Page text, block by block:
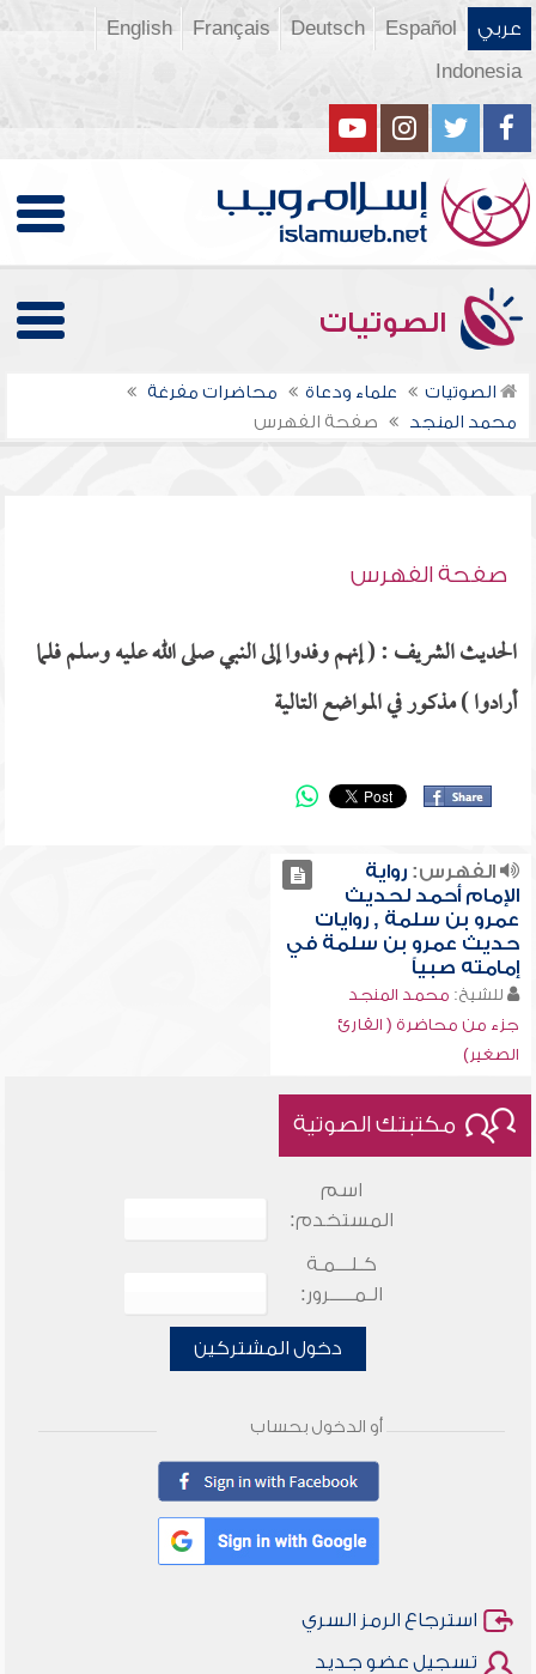
عربي Español
Deutsch
Français
English
Indonesia
الصوتيات
الصوتيات علماء ودعاة
محاضرات مفرغة
محمد المنجد
صفحة الفهرس
صفحة الفهرس
الحديث الشريف : ( إنهم وفدوا إلى النبي صلى الله عليه وسلم فلما
أرادوا ) مذكور في المواضع التالية
الفهرس:رواية
الإمام أحمد لحديث
عمرو بن سلمة , روايات
حديث عمرو بن سلمة في
إمامته صبياً
للشيخ: محمد المنجد
جزء من محاضرة ( القارئ
الصغير)
مكتبتك الصوتية
اسم
المستخدم:
كـلـــمـة
الـمـــــرور:
دخول المشتركين
أو الدخول بحساب
استرجاع الرمز السري
تسجيل عضو جديد